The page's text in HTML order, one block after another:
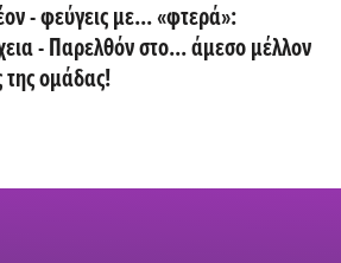
- φεύγεις με... «φτερά»:
- Παρελθόν στο... άμεσο μέλλον
της ομάδας!